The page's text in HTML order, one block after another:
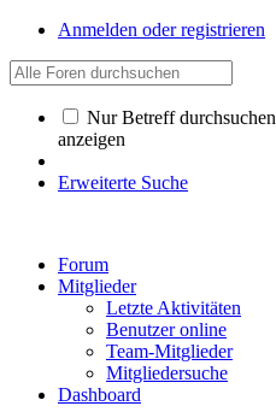
Anmelden oder registrieren
Nur Betreff durchsuchen
anzeigen
Erweiterte Suche
Forum
Mitglieder
Letzte Aktivitäten
Benutzer online
Team-Mitglieder
Mitgliedersuche
Dashboard